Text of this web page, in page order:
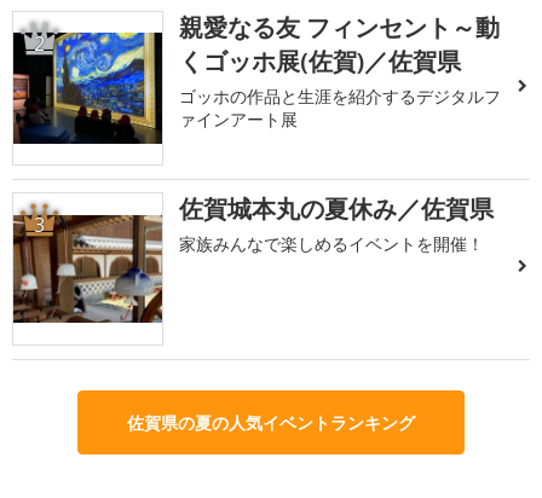
2
親愛なる友 フィンセント～動
くゴッホ展(佐賀)／佐賀県
ゴッホの作品と生涯を紹介するデジタルフ
ァインアート展
3 佐賀城本丸の夏休み／佐賀県
家族みんなで楽しめるイベントを開催！
佐賀県の夏の人気イベントランキング